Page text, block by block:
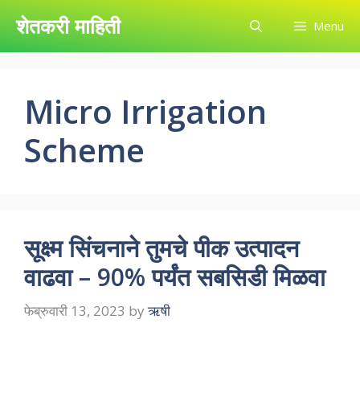
content
शेतकरी माहिती Menu
Micro Irrigation
Scheme
सूक्ष्म सिंचनाने तुमचे पीक उत्पादन
वाढवा – 90% पर्यंत सबसिडी मिळवा
फेब्रुवारी 13, 2023 byऋषी